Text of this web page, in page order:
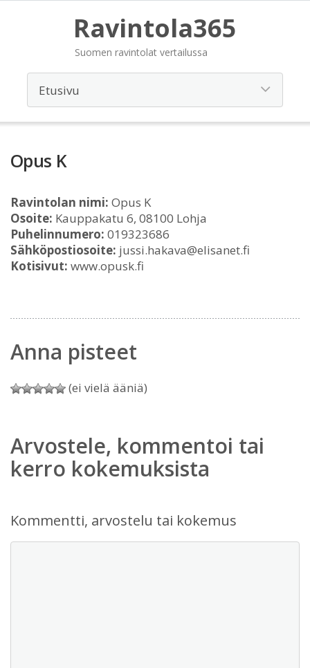
Ravintola365
Suomen ravintolat vertailussa
Opus K
Ravintolan nimi: Opus K
Osoite: Kauppakatu 6, 08100 Lohja
Puhelinnumero: 019323686
Sähköpostiosoite: jussi.hakava@elisanet.fi
Kotisivut: www.opusk.fi
Anna pisteet
(ei vielä ääniä)
Arvostele, kommentoi tai
kerro kokemuksista
Kommentti, arvostelu tai kokemus